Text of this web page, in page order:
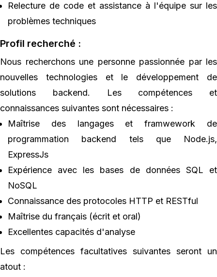
Relecture de code et assistance à l'équipe sur les
problèmes techniques
Profil recherché :
Nous recherchons une personne passionnée par les
nouvelles technologies et le développement de
solutions backend. Les compétences et
connaissances suivantes sont nécessaires :
Maîtrise des langages et framwework de
programmation backend tels que Node.js,
ExpressJs
Expérience avec les bases de données SQL et
NoSQL
Connaissance des protocoles HTTP et RESTful
Maîtrise du français (écrit et oral)
Excellentes capacités d'analyse
Les compétences facultatives suivantes seront un
atout :